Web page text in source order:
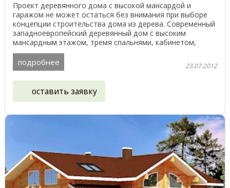
Проект деревянного дома с высокой мансардой и
гаражом не может остаться без внимания при выборе
концепции строительства дома из дерева. Современный
западноевропейский деревянный дом с высоким
мансардным этажом, тремя спальнями, кабинетом,
просторной ...
подробнее 23.07.2012
оставить заявку